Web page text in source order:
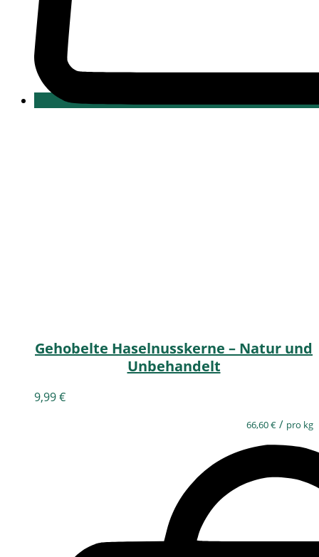
Gehobelte Haselnusskerne – Natur und
Unbehandelt
9,99€
66,60€ / pro kg